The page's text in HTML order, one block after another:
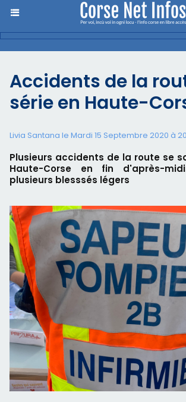
Accidents de la
série en Haute-
Livia Santana le Mardi 15 Septembre 2020 à
Plusieurs accidents de la route se
Haute-Corse en fin d'après-
plusieurs blesssés légers